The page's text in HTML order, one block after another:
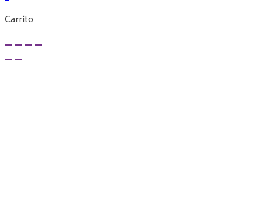
Carrito